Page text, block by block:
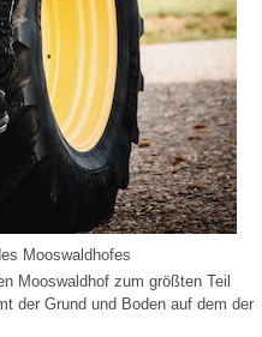
Mooswaldhofes
Mooswaldhof zum größten Teil
der Grund und Boden auf dem der